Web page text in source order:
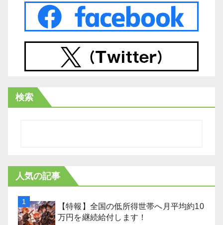
検索
人気の記事
【特報】全国の低所得世帯へ月平均約10
万円を継続給付します！